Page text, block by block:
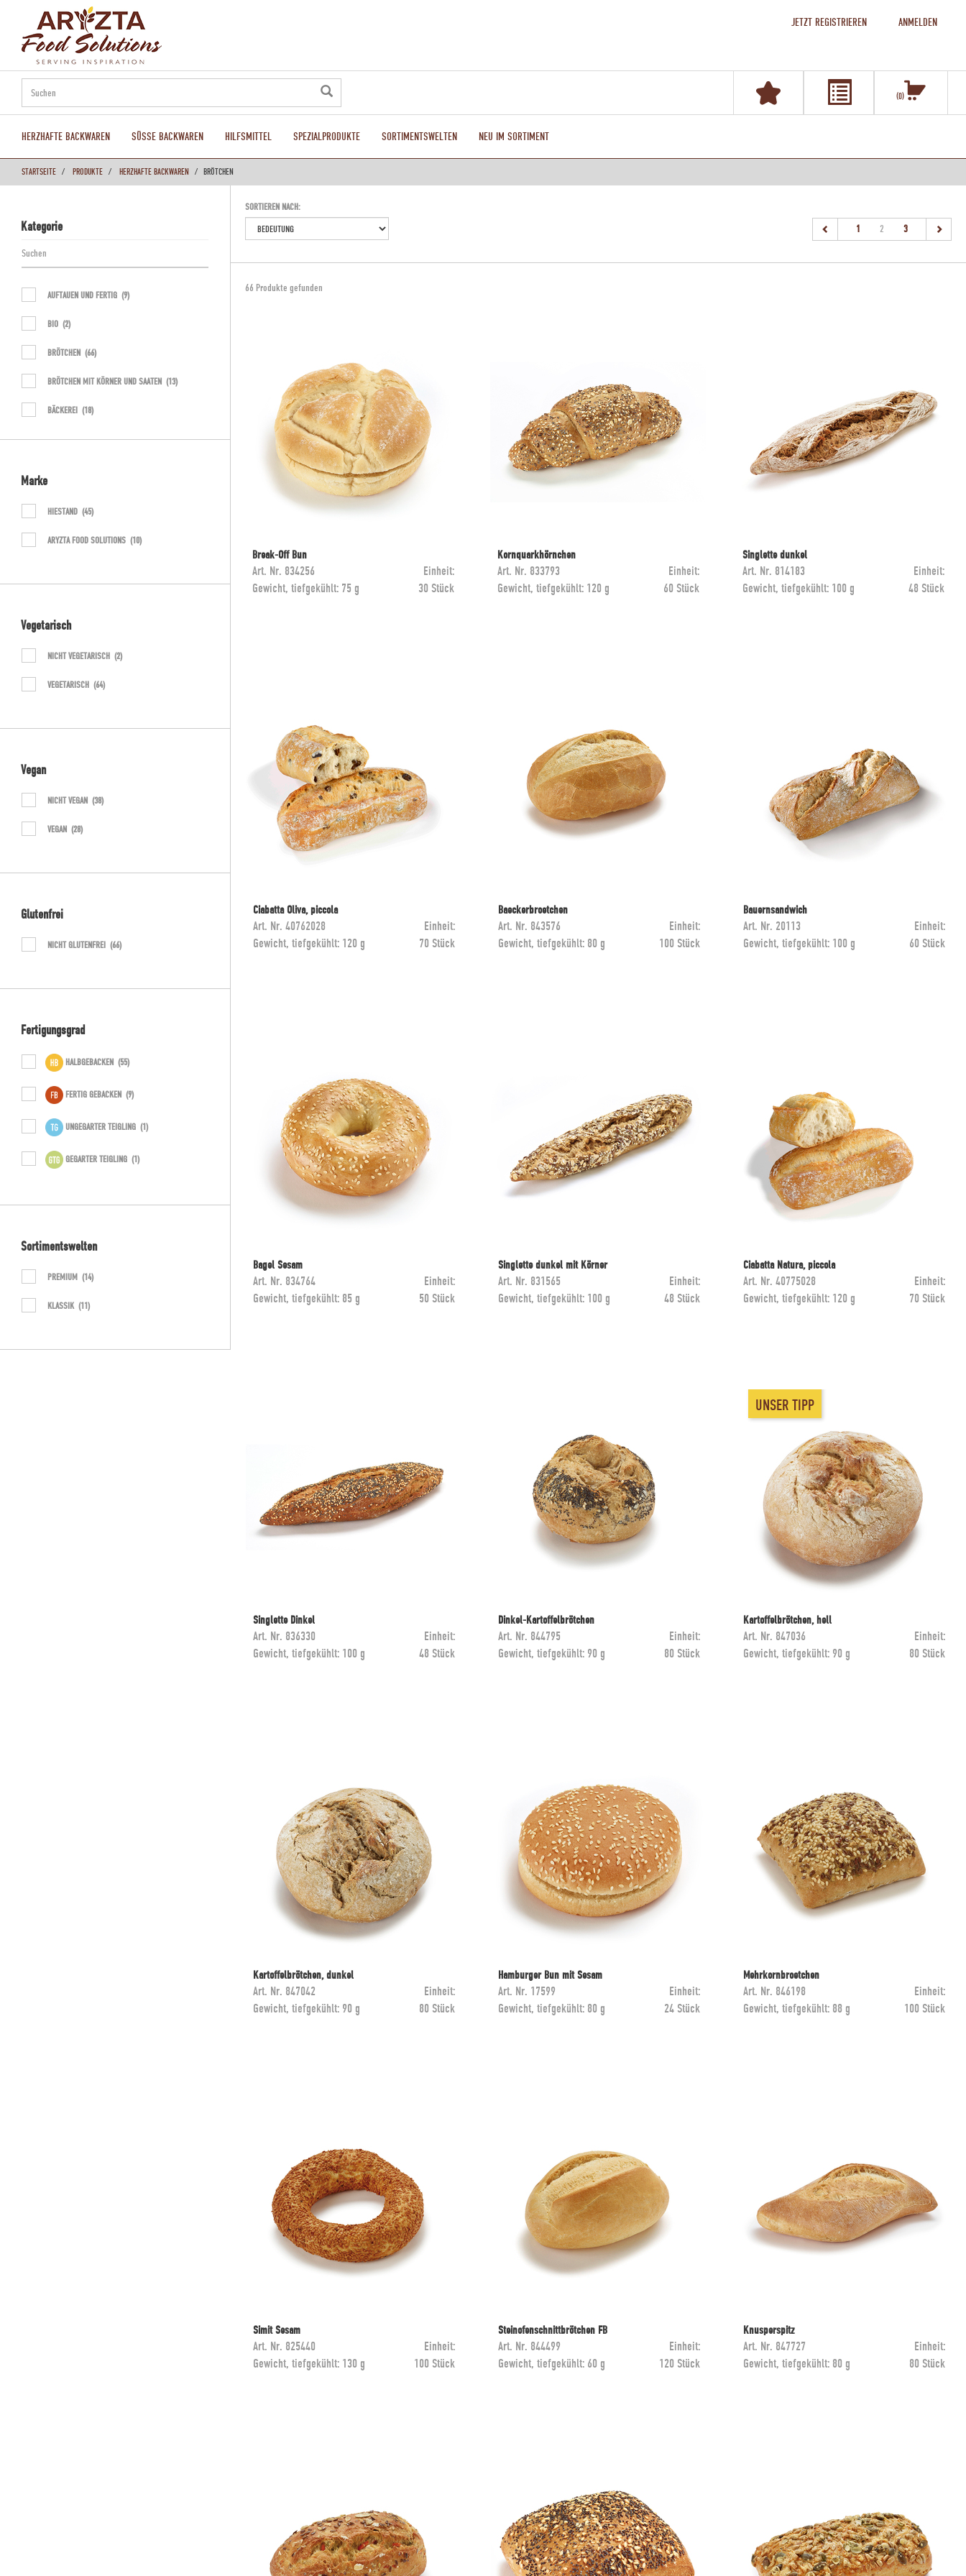
JETZT REGISTRIEREN ANMELDEN
0
HERZHAFTE BACKWAREN SÜSSE BACKWAREN HILFSMITTEL SPEZIALPRODUKTE SORTIMENTSWELTEN NEU IM SORTIMENT
STARTSEITE PRODUKTE HERZHAFTE BACKWAREN BRÖTCHEN
Kategorie
AUFTAUEN UND FERTIG (9)
BIO (2)
BRÖTCHEN (66)
BRÖTCHEN MIT KÖRNER UND SAATEN (13)
BÄCKEREI (18)
CATERING(15)
HOTELLERIE(5)
LAKTOSEFREI(44)
PRODUKTE(66)
TANKSTELLE
VEGAN(24)
Marke
HIESTAND (45)
ARYZTA FOOD SOLUTIONS (10)
Vegetarisch
NICHT VEGETARISCH (2)
VEGETARISCH (64)
Vegan
NICHT VEGAN (38)
VEGAN (28)
Glutenfrei
NICHT GLUTENFREI (66)
Fertigungsgrad
HALBGEBACKEN (55)
FERTIG GEBACKEN (9)
UNGEGARTER TEIGLING (1)
GEGARTER TEIGLING (1)
Sortimentswelten
PREMIUM (14)
KLASSIK (11)
SORTIEREN NACH:
1 2 (current)
3
66 Produkte gefunden
Break-Off Bun
Art. Nr. 834256
Einheit:
Gewicht, tiefgekühlt: 75 g 30 Stück
Kornquarkhörnchen
Art. Nr. 833793
Einheit:
Gewicht, tiefgekühlt: 120 g 60 Stück
Singlette dunkel
Art. Nr. 814183
Einheit:
Gewicht, tiefgekühlt: 100 g 48 Stück
Ciabatta Oliva, piccola
Art. Nr. 40762028
Einheit:
Gewicht, tiefgekühlt: 120 g 70 Stück
Baeckerbroetchen
Art. Nr. 843576
Einheit:
Gewicht, tiefgekühlt: 80 g 100 Stück
Bauernsandwich
Art. Nr. 20113
Einheit:
Gewicht, tiefgekühlt: 100 g 60 Stück
Bagel Sesam
Art. Nr. 834764
Einheit:
Gewicht, tiefgekühlt: 85 g 50 Stück
Singlette dunkel mit Körner
Art. Nr. 831565
Einheit:
Gewicht, tiefgekühlt: 100 g 48 Stück
Ciabatta Natura, piccola
Art. Nr. 40775028
Einheit:
Gewicht, tiefgekühlt: 120 g 70 Stück
Singlette Dinkel
Art. Nr. 836330
Einheit:
Gewicht, tiefgekühlt: 100 g 48 Stück
Dinkel-Kartoffelbrötchen
Art. Nr. 844795
Einheit:
Gewicht, tiefgekühlt: 90 g 80 Stück
UNSER TIPP
Kartoffelbrötchen, hell
Art. Nr. 847036
Einheit:
Gewicht, tiefgekühlt: 90 g 80 Stück
Kartoffelbrötchen, dunkel
Art. Nr. 847042
Einheit:
Gewicht, tiefgekühlt: 90 g 80 Stück
Hamburger Bun mit Sesam
Art. Nr. 17599
Einheit:
Gewicht, tiefgekühlt: 80 g 24 Stück
Mehrkornbroetchen
Art. Nr. 846198
Einheit:
Gewicht, tiefgekühlt: 88 g 100 Stück
Simit Sesam
Art. Nr. 825440
Einheit:
Gewicht, tiefgekühlt: 130 g 100 Stück
Steinofenschnittbrötchen FB
Art. Nr. 844499
Einheit:
Gewicht, tiefgekühlt: 60 g 120 Stück
Knusperspitz
Art. Nr. 847727
Einheit:
Gewicht, tiefgekühlt: 80 g 80 Stück